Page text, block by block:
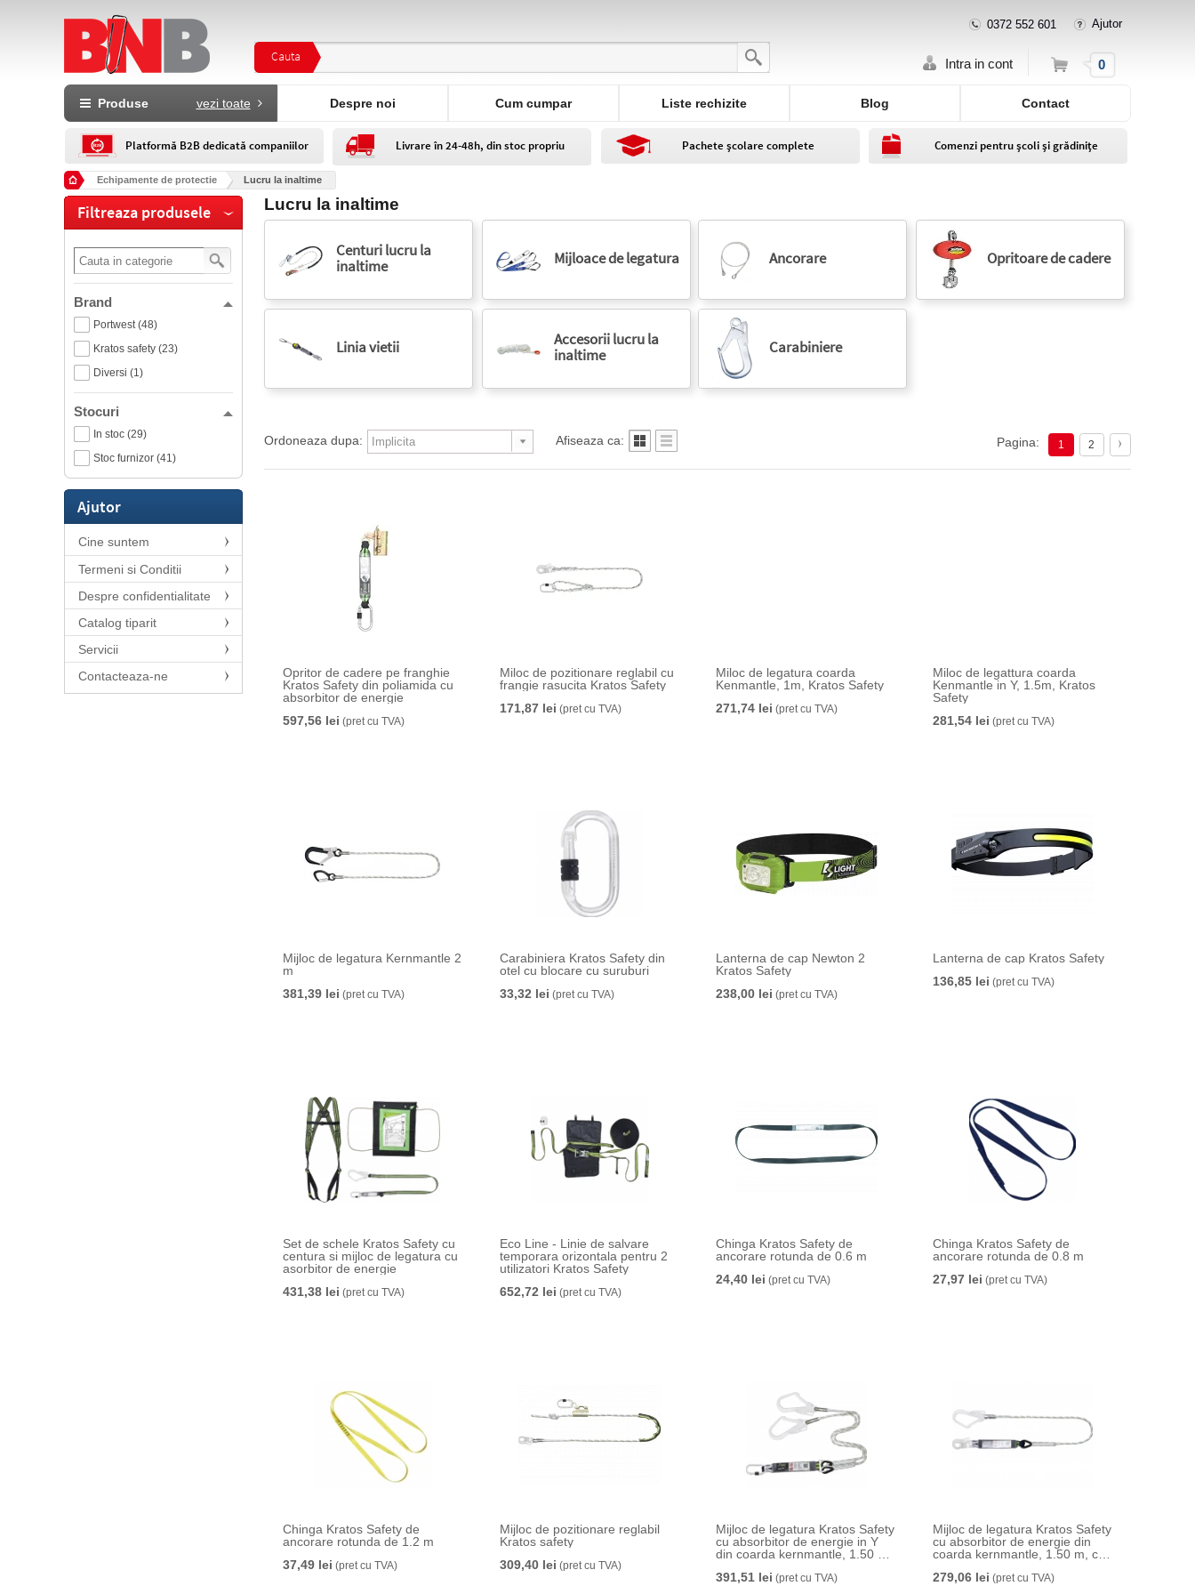
Cauta
0372 552 601 Ajutor
Intra in cont Cos 0
Produse vezi toate Despre noi Cum cumpar Liste rechizite Blog Contact
Platformă B2B dedicată companiilor Livrare în 24-48h, din stoc propriu Pachete școlare complete Comenzi pentru școli și grădinițe
Echipamente de protectie Lucru la inaltime
Filtreaza produsele
Brand
Portwest (48)
Kratos safety (23)
Diversi (1)
Stocuri
In stoc (29)
Stoc furnizor (41)
Ajutor
Cine suntem
Termeni si Conditii
Despre confidentialitate
Catalog tiparit
Servicii
Contacteaza-ne
Lucru la inaltime
Centuri lucru la
inaltime
Mijloace de legatura Ancorare Opritoare de cadere
Linia vietii
Accesorii lucru la
inaltime
Carabiniere
Ordoneaza dupa: Afiseaza ca: Pagina: 1 2
Opritor de cadere pe franghie
Kratos Safety din poliamida cu
absorbitor de energie
597,56 lei (pret cu TVA)
Miloc de pozitionare reglabil cu
frangie rasucita Kratos Safety
171,87 lei (pret cu TVA)
Miloc de legatura coarda
Kenmantle, 1m, Kratos Safety
271,74 lei (pret cu TVA)
Miloc de legattura coarda
Kenmantle in Y, 1.5m, Kratos
Safety
281,54 lei (pret cu TVA)
Mijloc de legatura Kernmantle 2
m
381,39 lei (pret cu TVA)
Carabiniera Kratos Safety din
otel cu blocare cu suruburi
33,32 lei (pret cu TVA)
Lanterna de cap Newton 2
Kratos Safety
238,00 lei (pret cu TVA)
Lanterna de cap Kratos Safety
136,85 lei (pret cu TVA)
Set de schele Kratos Safety cu
centura si mijloc de legatura cu
asorbitor de energie
431,38 lei (pret cu TVA)
Eco Line - Linie de salvare
temporara orizontala pentru 2
utilizatori Kratos Safety
652,72 lei (pret cu TVA)
Chinga Kratos Safety de
ancorare rotunda de 0.6 m
24,40 lei (pret cu TVA)
Chinga Kratos Safety de
ancorare rotunda de 0.8 m
27,97 lei (pret cu TVA)
Chinga Kratos Safety de
ancorare rotunda de 1.2 m
37,49 lei (pret cu TVA)
Mijloc de pozitionare reglabil
Kratos safety
309,40 lei (pret cu TVA)
Mijloc de legatura Kratos Safety
cu absorbitor de energie in Y
din coarda kernmantle, 1.50 m,
391,51 lei (pret cu TVA)
Mijloc de legatura Kratos Safety
cu absorbitor de energie din
coarda kernmantle, 1.50 m, cu
279,06 lei (pret cu TVA)